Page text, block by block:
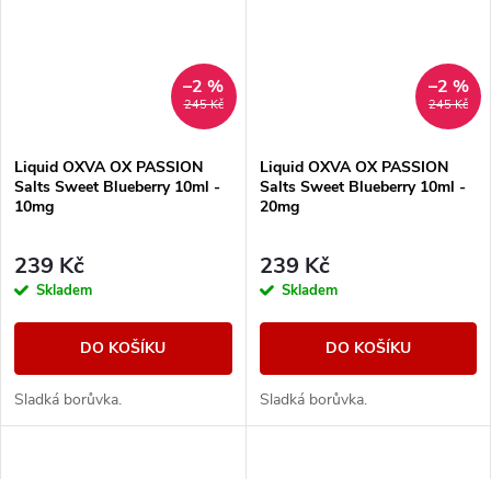
245 Kč
–2 %
Liquid OXVA OX PASSION
Salts Sweet Blueberry 10ml -
10mg
239 Kč
Skladem
DO KOŠÍKU
Sladká borůvka.
245 Kč
–2 %
Liquid OXVA OX PASSION
Salts Sweet Blueberry 10ml -
20mg
239 Kč
Skladem
DO KOŠÍKU
Sladká borůvka.